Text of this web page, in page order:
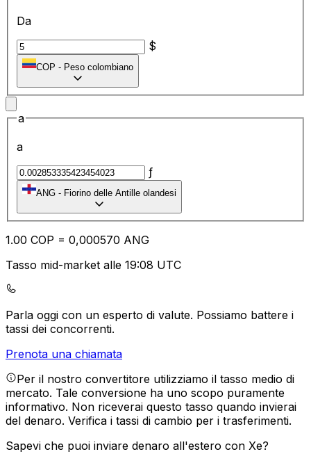
Da
$
COP - Peso colombiano
a
a
ƒ
ANG - Fiorino delle Antille olandesi
1.00 COP = 0,000570 ANG
Tasso mid-market alle 19:08 UTC
Parla oggi con un esperto di valute. Possiamo battere i
tassi dei concorrenti.
Prenota una chiamata
Per il nostro convertitore utilizziamo il tasso medio di
mercato. Tale conversione ha uno scopo puramente
informativo. Non riceverai questo tasso quando invierai
del denaro. Verifica i tassi di cambio per i trasferimenti.
Sapevi che puoi inviare denaro all'estero con Xe?